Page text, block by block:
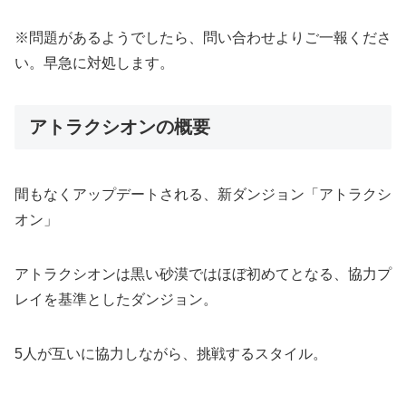
※問題があるようでしたら、問い合わせよりご一報くださ
い。早急に対処します。
アトラクシオンの概要
間もなくアップデートされる、新ダンジョン「アトラクシ
オン」
アトラクシオンは黒い砂漠ではほぼ初めてとなる、協力プ
レイを基準としたダンジョン。
5人が互いに協力しながら、挑戦するスタイル。